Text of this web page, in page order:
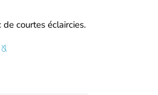
courtes éclaircies.